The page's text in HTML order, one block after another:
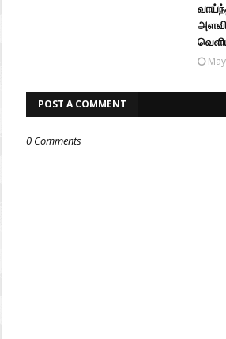
POST A COMMENT
0 Comments